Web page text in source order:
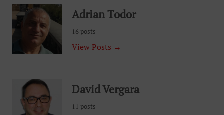
Adrian Todor
16 posts
View Posts →
David Vergara
11 posts